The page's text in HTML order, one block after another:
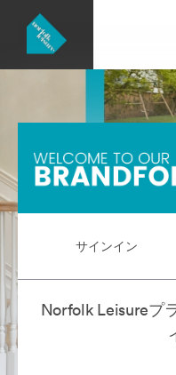
サインイン
Norfolk Leisureプ